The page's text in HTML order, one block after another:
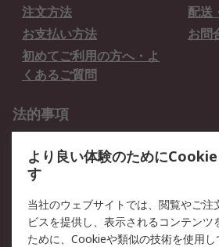
注文方法
配送
お支払い方法
お問
初めてご利用の方へ・よ
くあるご質問
法的事項
クッキーポリシー
RSについて
会社概要
採用
より良い体験のために
す
当社のウェブサイトでは、閲覧やご注
ビスを提供し、表示されるコンテンツ
ために、Cookieや類似の技術を使用